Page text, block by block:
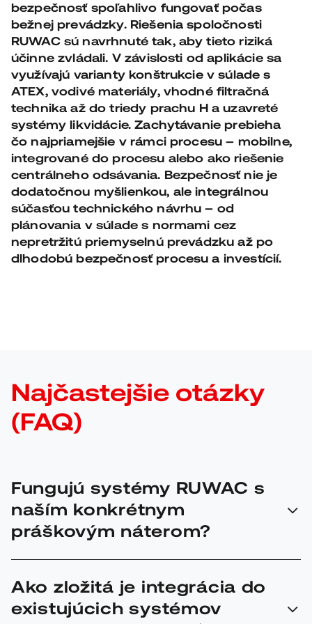
bezpečnosť spoľahlivo fungovať počas
bežnej prevádzky. Riešenia spoločnosti
RUWAC sú navrhnuté tak, aby tieto riziká
účinne zvládali. V závislosti od aplikácie sa
využívajú varianty konštrukcie v súlade s
ATEX, vodivé materiály, vhodné filtračná
technika až do triedy prachu H a uzavreté
systémy likvidácie. Zachytávanie prebieha
čo najpriamejšie v rámci procesu – mobilne,
integrované do procesu alebo ako riešenie
centrálneho odsávania. Bezpečnosť nie je
dodatočnou myšlienkou, ale integrálnou
súčasťou technického návrhu – od
plánovania v súlade s normami cez
nepretržitú priemyselnú prevádzku až po
dlhodobú bezpečnosť procesu a investícií.
Najčastejšie otázky
(FAQ)
Fungujú systémy RUWAC s
naším konkrétnym
práškovým náterom?
sypnosťou a výbušnými parametrami. Z tohto dôvodu
je každé riešenie prispôsobené konkrétnemu
Ako zložitá je integrácia do
existujúcich systémov